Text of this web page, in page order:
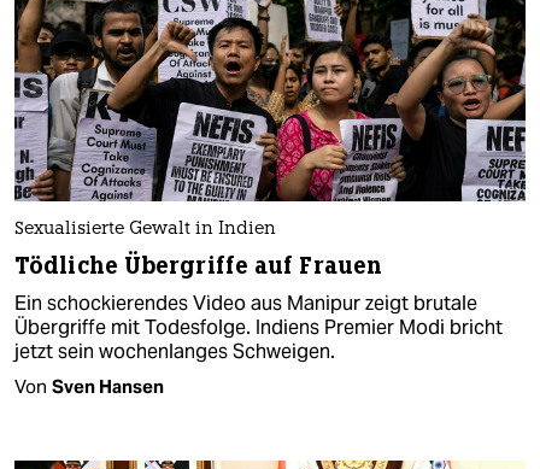
Sexualisierte Gewalt in Indien
Tödliche Übergriffe auf Frauen
Ein schockierendes Video aus Manipur zeigt brutale
Übergriffe mit Todesfolge. Indiens Premier Modi bricht
jetzt sein wochenlanges Schweigen.
Von Sven Hansen